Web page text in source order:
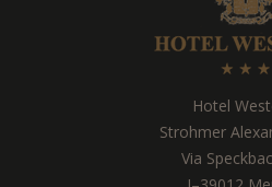
Hotel
Strohmer
Via